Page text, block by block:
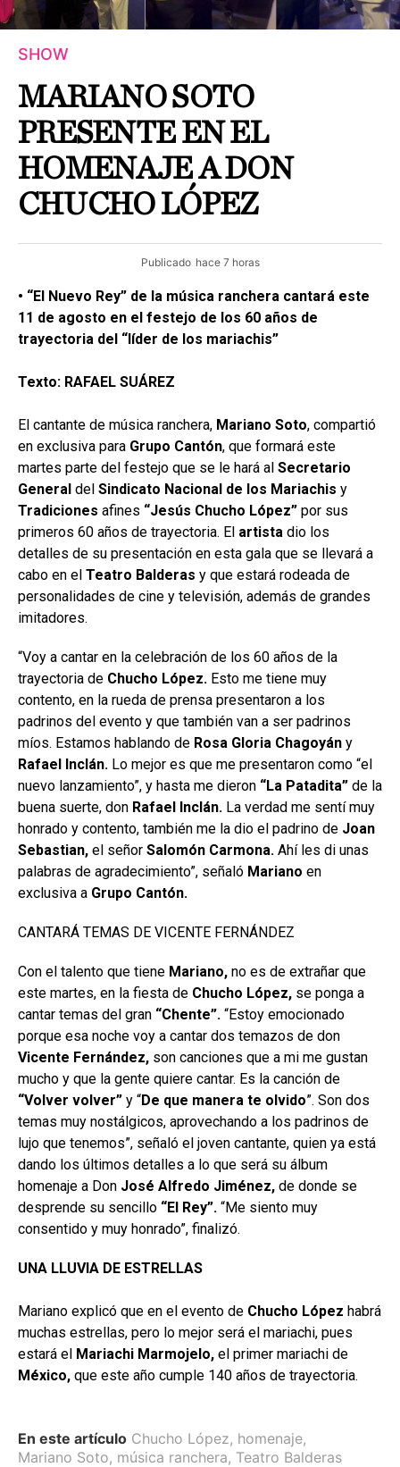
SHOW
MARIANO SOTO
PRESENTE EN EL
HOMENAJE A DON
CHUCHO LÓPEZ
Publicado hace 7 horas
• “El Nuevo Rey” de la música ranchera cantará este
11 de agosto en el festejo de los 60 años de
trayectoria del “líder de los mariachis”
Texto: RAFAEL SUÁREZ
El cantante de música ranchera, Mariano Soto, compartió
en exclusiva para Grupo Cantón, que formará este
martes parte del festejo que se le hará al Secretario
General del Sindicato Nacional de los Mariachis y
Tradiciones afines “Jesús Chucho López” por sus
primeros 60 años de trayectoria. El artista dio los
detalles de su presentación en esta gala que se llevará a
cabo en el Teatro Balderas y que estará rodeada de
personalidades de cine y televisión, además de grandes
imitadores.
“Voy a cantar en la celebración de los 60 años de la
trayectoria de Chucho López. Esto me tiene muy
contento, en la rueda de prensa presentaron a los
padrinos del evento y que también van a ser padrinos
míos. Estamos hablando de Rosa Gloria Chagoyán y
Rafael Inclán. Lo mejor es que me presentaron como “el
nuevo lanzamiento”, y hasta me dieron “La Patadita” de la
buena suerte, don Rafael Inclán. La verdad me sentí muy
honrado y contento, también me la dio el padrino de Joan
Sebastian, el señor Salomón Carmona. Ahí les di unas
palabras de agradecimiento”, señaló Mariano en
exclusiva a Grupo Cantón.
CANTARÁ TEMAS DE VICENTE FERNÁNDEZ
Con el talento que tiene Mariano, no es de extrañar que
este martes, en la fiesta de Chucho López, se ponga a
cantar temas del gran “Chente”. “Estoy emocionado
porque esa noche voy a cantar dos temazos de don
Vicente Fernández, son canciones que a mi me gustan
mucho y que la gente quiere cantar. Es la canción de
“Volver volver” y “De que manera te olvido”. Son dos
temas muy nostálgicos, aprovechando a los padrinos de
lujo que tenemos”, señaló el joven cantante, quien ya está
dando los últimos detalles a lo que será su álbum
homenaje a Don José Alfredo Jiménez, de donde se
desprende su sencillo “El Rey”. “Me siento muy
consentido y muy honrado”, finalizó.
UNA LLUVIA DE ESTRELLAS
Mariano explicó que en el evento de Chucho López habrá
muchas estrellas, pero lo mejor será el mariachi, pues
estará el Mariachi Marmojelo, el primer mariachi de
México, que este año cumple 140 años de trayectoria.
En este artículo Chucho López, homenaje,
Mariano Soto, música ranchera, Teatro Balderas